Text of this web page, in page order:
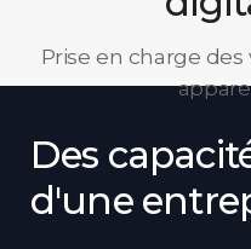
Prise en charge des
Des
d'une